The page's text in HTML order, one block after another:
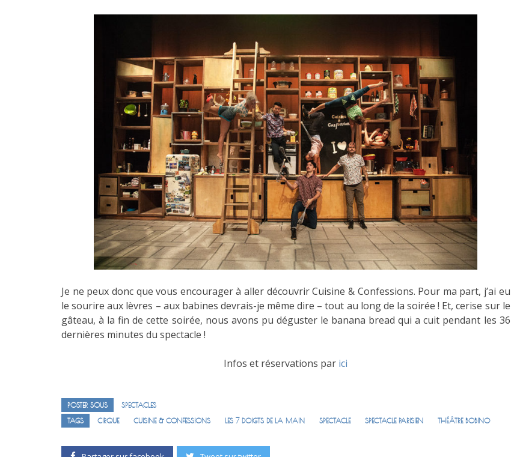
Je ne peux donc que vous encourager à aller découvrir Cuisine & Confessions. Pour ma part, j’ai eu
le sourire aux lèvres – aux babines devrais-je même dire – tout au long de la soirée ! Et, cerise sur le
gâteau, à la fin de cette soirée, nous avons pu déguster le banana bread qui a cuit pendant les 36
dernières minutes du spectacle !
Infos et réservations par ici
POSTER SOUS
SPECTACLES
TAGS
CIRQUE CUISINE & CONFESSIONS LES 7 DOIGTS DE LA MAIN SPECTACLE SPECTACLE PARISIEN THÉÂTRE BOBINO